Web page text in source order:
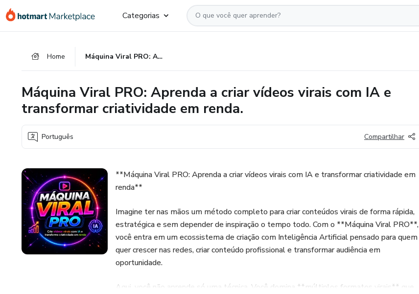
para
para
para
Categorias
Home Máquina Viral PRO: Aprenda a criar vídeos virais com IA e transformar criatividade em renda.
Máquina Viral PRO: Aprenda a criar vídeos virais com IA e
transformar criatividade em renda.
Português Compartilhar
**Máquina Viral PRO: Aprenda a criar vídeos virais com IA e transformar criatividade em
renda**
Imagine ter nas mãos um método completo para criar conteúdos virais de forma rápida,
estratégica e sem depender de inspiração o tempo todo. Com o **Máquina Viral PRO**,
você entra em um ecossistema de criação com Inteligência Artificial pensado para quem
quer crescer nas redes, criar conteúdo profissional e transformar audiência em
oportunidade.
Aqui, você não aprende só uma técnica. Você domina **múltiplos formatos virais** que